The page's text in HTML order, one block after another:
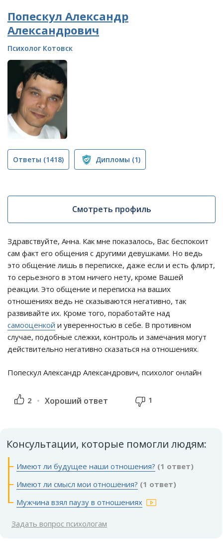
Попескул Александр
Александрович
Психолог Котовск
Ответы (1418) Дипломы (1)
Смотреть профиль
Здравствуйте, Анна. Как мне показалось, Вас беспокоит
сам факт его общения с другими девушками. Но ведь
это общение лишь в переписке, даже если и есть флирт,
то серьезного в этом ничего нету, кроме Вашей
реакции. Это общение и переписка на ваших
отношениях ведь не сказываются негативно, так
развивайте их. Кроме того, поработайте над
самооценкой и уверенностью в себе. В противном
случае, подобные слежки, контроль и замечания могут
действительно негативно сказаться на отношениях.
Попескул Александр Александрович, психолог онлайн
2 Хороший ответ 1
Консультации, которые помогли людям:
Имеют ли будущее наши отношения? (1 ответ)
Имеют ли смысл мои отношения? (1 ответ)
Мужчина взял паузу в отношениях
Задать вопрос психологам